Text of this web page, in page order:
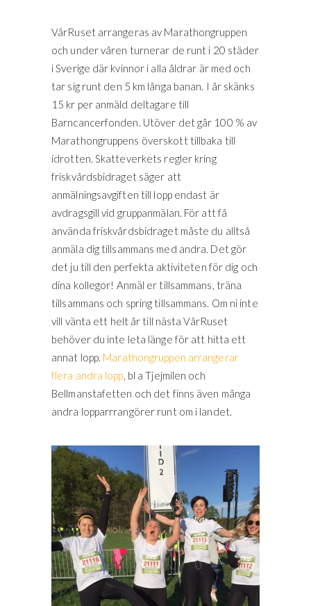
VårRuset arrangeras av Marathongruppen
och under våren turnerar de runt i 20 städer
i Sverige där kvinnor i alla åldrar är med och
tar sig runt den 5 km långa banan. I år skänks
15 kr per anmäld deltagare till
Barncancerfonden. Utöver det går 100 % av
Marathongruppens överskott tillbaka till
idrotten. Skatteverkets regler kring
friskvårdsbidraget säger att
anmälningsavgiften till lopp endast är
avdragsgill vid gruppanmälan. För att få
använda friskvårdsbidraget måste du alltså
anmäla dig tillsammans med andra. Det gör
det ju till den perfekta aktiviteten för dig och
dina kollegor! Anmäl er tillsammans, träna
tillsammans och spring tillsammans. Om ni inte
vill vänta ett helt år till nästa VårRuset
behöver du inte leta länge för att hitta ett
annat lopp. Marathongruppen arrangerar
flera andra lopp, bl a Tjejmilen och
Bellmanstafetten och det finns även många
andra lopparrrangörer runt om i landet.